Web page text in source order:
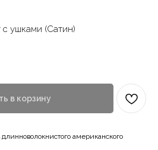
с ушками (Сатин)
в корзину
американского